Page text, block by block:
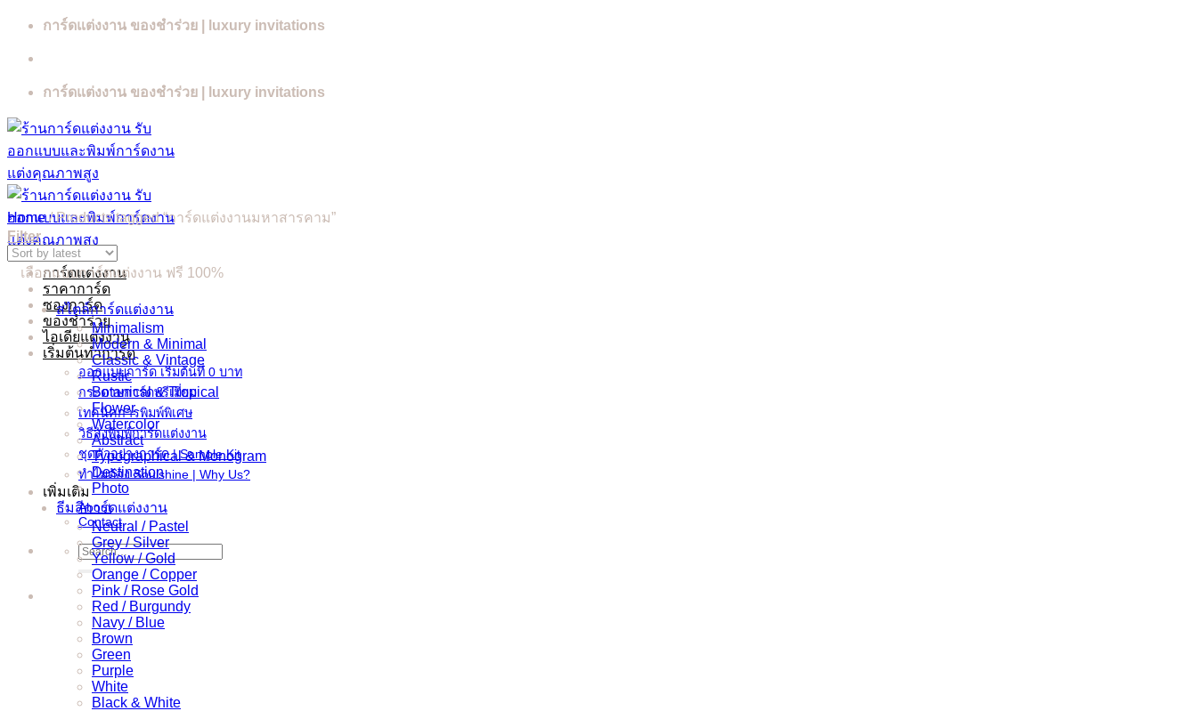
Skip
การ์ดแต่งงาน ของชำร่วย | luxury invitations
การ์ดแต่งงาน ของชำร่วย | luxury invitations
การ์ดแต่งงาน
ราคาการ์ด
ซองการ์ด
ของชำร่วย
ไอเดียแต่งงาน
เริ่มต้นทำการ์ด
ออกแบบการ์ด เริ่มต้นที่ 0 บาท
กระดาษการ์ดพรีเมี่ยม
เทคนิคการพิมพ์พิเศษ
วิธีสั่งพิมพ์การ์ดแต่งงาน
ชุดตัวอย่างการ์ด | Sample Kit
ทำไมต้อง Soulshine | Why Us?
เพิ่มเติม
About
Contact
Search
for:
Home /Products tagged “การ์ดแต่งงานมหาสารคาม”
Filter
เลือกแบบการ์ดแต่งงาน ฟรี 100%
สไตล์การ์ดแต่งงาน
Minimalism
Modern & Minimal
Classic & Vintage
Rustic
Botanical & Tropical
Flower
Watercolor
Abstract
Typographical & Monogram
Destination
Photo
ธีมสีการ์ดแต่งงาน
Neutral / Pastel
Grey / Silver
Yellow / Gold
Orange / Copper
Pink / Rose Gold
Red / Burgundy
Navy / Blue
Brown
Green
Purple
White
Black & White